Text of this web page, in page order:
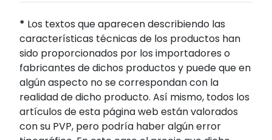
* Los textos que aparecen describiendo las
características técnicas de los productos han
sido proporcionados por los importadores o
fabricantes de dichos productos y puede que en
algún aspecto no se correspondan con la
realidad de dicho producto. Así mismo, todos los
artículos de esta página web están valorados
con su PVP, pero podría haber algún error